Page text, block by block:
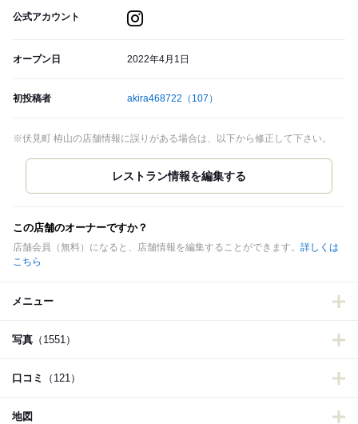
公式アカウント
オープン日 2022年4月1日
初投稿者 akira468722 （107）
※伏見町 栫山の店舗情報に誤りがある場合は、以下から修正して下さい。
この店舗のオーナーですか？
店舗会員（無料）になると、店舗情報を編集することができます。 詳しくは
こちら
メニュー
写真 （1551）
口コミ （121）
地図